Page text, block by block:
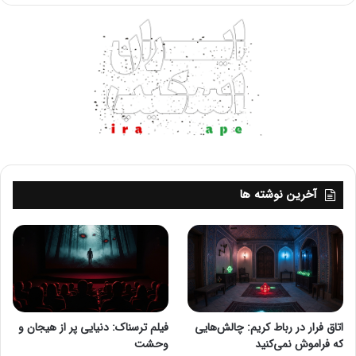
محیط‌هایی ایجاد می‌کنند که بازیکنان را به چالش می‌کشند.
ترکیب عناصر روانشناسی مانند تعلیق و انتظار، می‌تواند تجربه‌ای
ترسناک و هیجان‌انگیز ایجاد کند. این امر باعث می‌شود که
بازیکنان درگیر داستان شده و به طور فعال به دنبال راه‌حل‌هایی
آخرین نوشته ها
اتاق فرار در رباط کریم: چالش‌هایی
که فراموش نمی‌کنید
فیلم ترسناک: دنیایی پر از هیجان و
وحشت